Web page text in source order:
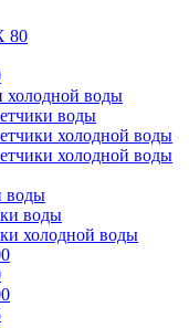
80
холодной воды
воды
холодной воды
холодной воды
воды
воды
холодной воды